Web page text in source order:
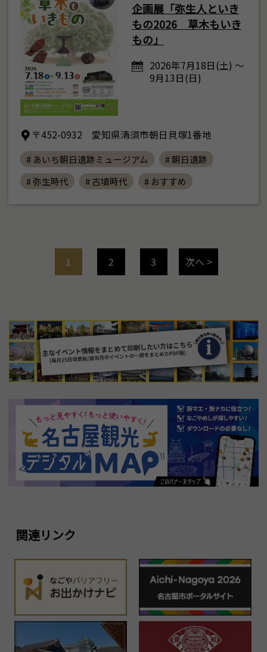
企画展「弥生人といき
もの2026 草木もいき
もの」
2026年7月18日(土) ～
9月13日(日)
〒452-0932 愛知県清須市朝日貝塚1番地
# あいち朝日遺跡ミュージアム
# 朝日遺跡
# 弥生時代
# 古墳時代 # おすすめ
1 2 3 次へ >
関連リンク